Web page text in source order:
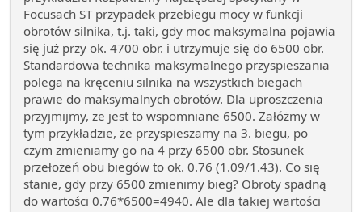
Focusach ST przypadek przebiegu mocy w funkcji
obrotów silnika, t.j. taki, gdy moc maksymalna pojawia
się już przy ok. 4700 obr. i utrzymuje się do 6500 obr.
Standardowa technika maksymalnego przyspieszania
polega na kręceniu silnika na wszystkich biegach
prawie do maksymalnych obrotów. Dla uproszczenia
przyjmijmy, że jest to wspomniane 6500. Załóżmy w
tym przykładzie, że przyspieszamy na 3. biegu, po
czym zmieniamy go na 4 przy 6500 obr. Stosunek
przełożeń obu biegów to ok. 0.76 (1.09/1.43). Co się
stanie, gdy przy 6500 zmienimy bieg? Obroty spadną
do wartości 0.76*6500=4940. Ale dla takiej wartości